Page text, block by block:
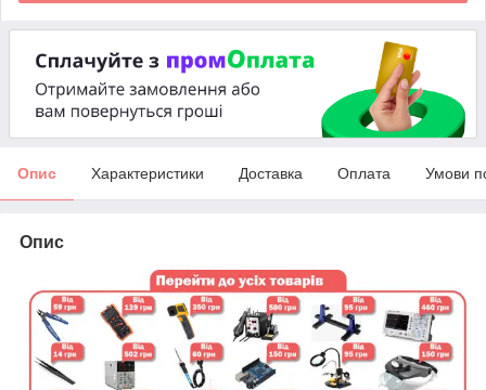
Опис Характеристики Доставка Оплата Умови
Опис